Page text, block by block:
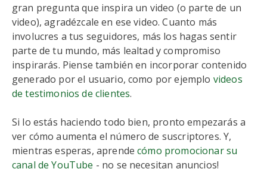
gran pregunta que inspira un video (o parte de un
video), agradézcale en ese video. Cuanto más
involucres a tus seguidores, más los hagas sentir
parte de tu mundo, más lealtad y compromiso
inspirarás. Piense también en incorporar contenido
generado por el usuario, como por ejemplo videos
de testimonios de clientes.
Si lo estás haciendo todo bien, pronto empezarás a
ver cómo aumenta el número de suscriptores. Y,
mientras esperas, aprendecómo promocionar su
canal de YouTube - no se necesitan anuncios!